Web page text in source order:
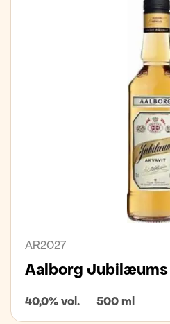
AR2027
Aalborg
40,0% vol. 500 ml